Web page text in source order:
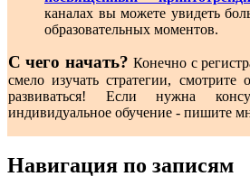
каналах вы можете увидеть
образовательных моментов.
С чего начать?Конечно с
смело изучать стратегии, смотрите
развиваться! Если нужна
индивидуальное обучение - пишите
Навигация по записям